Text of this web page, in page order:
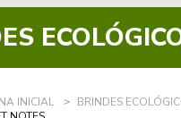
INICIAL
BRINDES